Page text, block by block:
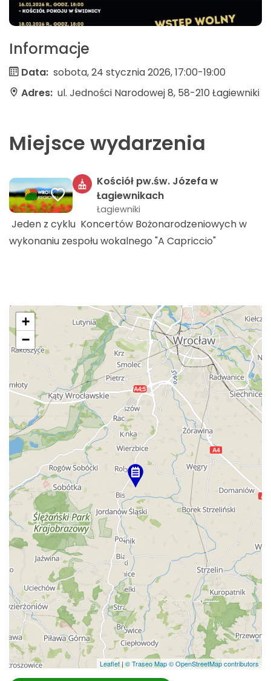
Informacje
Data: sobota, 24 stycznia 2026, 17:00-19:00
Adres: ul. Jedności Narodowej 8, 58-210 Łagiewniki
Miejsce wydarzenia
Kościół pw.św. Józefa w
Łagiewnikach
Łagiewniki
Jeden z cyklu Koncertów Bożonarodzeniowych w
wykonaniu zespołu wokalnego "A Capriccio"
+
−
Leaflet | © Traseo Map© OpenStreetMap contributors